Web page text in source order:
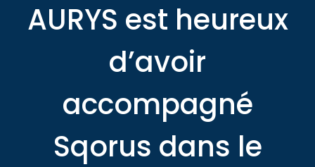
AURYS est heureux
d’avoir
accompagné
Sqorus dans le